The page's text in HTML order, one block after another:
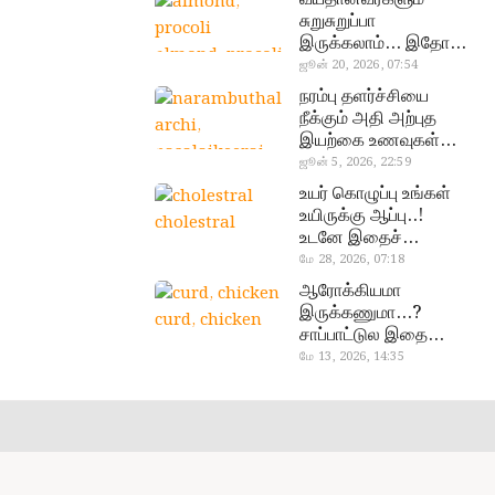
almond, procoli
சுறுசுறுப்பா
இருக்கலாம்… இதோ
சூப்பர் உணவுகள்!
ஜூன் 20, 2026, 07:54
narambuthalar
chi,
pasalaikeerai
நரம்பு தளர்ச்சியை
நீக்கும் அதி அற்புத
இயற்கை உணவுகள்…
தவற விட்டுறாதீங்க!
ஜூன் 5, 2026, 22:59
cholestral
உயர் கொழுப்பு உங்கள்
உயிருக்கு ஆப்பு..!
உடனே இதைச்
செய்யுங்க!
மே 28, 2026, 07:18
curd, chicken
ஆரோக்கியமா
இருக்கணுமா…?
சாப்பாட்டுல இதை
எல்லாம்
மே 13, 2026, 14:35